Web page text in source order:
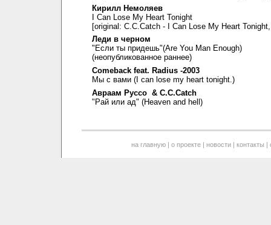
Кирилл Немоляев
I Can Lose My Heart Tonight
[original: C.C.Catch - I Can Lose My Heart
Леди в черном
"Если ты придешь"(Are You Man Enough)
(неопубликованное раннее)
Comeback feat. Radius -2003
Мы с вами (I can lose my heart tonight.)
Авраам Руссо & C.C.Catch
"Рай или ад" (Heaven and hell)
на главную| о проекте| новости| контакты |